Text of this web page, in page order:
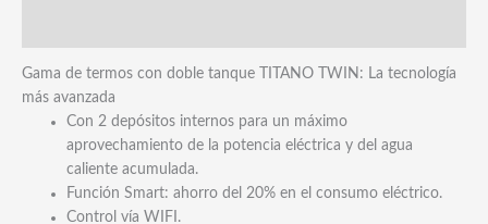
Gama de termos con doble tanque TITANO TWIN: La tecnología
más avanzada
Con 2 depósitos internos para un máximo
aprovechamiento de la potencia eléctrica y del agua
caliente acumulada.
Función Smart: ahorro del 20% en el consumo eléctrico.
Control vía WIFI.